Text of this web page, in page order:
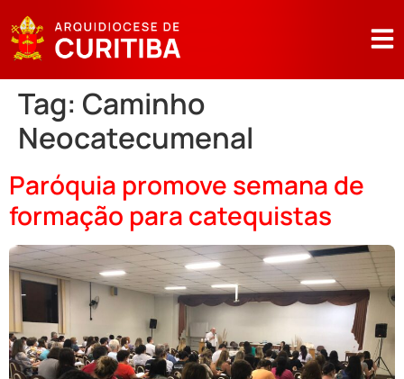
Tag: Caminho
Neocatecumenal
Paróquia promove semana de
formação para catequistas